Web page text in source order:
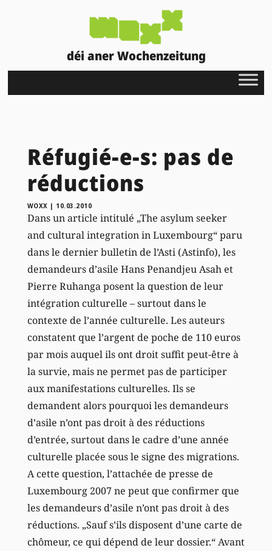
déi aner Wochenzeitung
Réfugié-e-s: pas de
réductions
WOXX | 10.03.2010
Dans un article intitulé „The asylum seeker
and cultural integration in Luxembourg“ paru
dans le dernier bulletin de l’Asti (Astinfo), les
demandeurs d’asile Hans Penandjeu Asah et
Pierre Ruhanga posent la question de leur
intégration culturelle – surtout dans le
contexte de l’année culturelle. Les auteurs
constatent que l’argent de poche de 110 euros
par mois auquel ils ont droit suffit peut-être à
la survie, mais ne permet pas de participer
aux manifestations culturelles. Ils se
demandent alors pourquoi les demandeurs
d’asile n’ont pas droit à des réductions
d’entrée, surtout dans le cadre d’une année
culturelle placée sous le signe des migrations.
A cette question, l’attachée de presse de
Luxembourg 2007 ne peut que confirmer que
les demandeurs d’asile n’ont pas droit à des
réductions. „Sauf s’ils disposent d’une carte de
chômeur, ce qui dépend de leur dossier.“ Avant